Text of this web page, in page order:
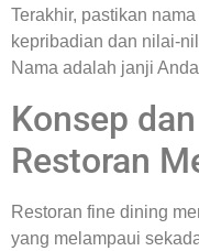
Terakhir, pastikan
kepribadian dan nilai-
Nama adalah janji
Konsep
Restoran
Restoran fine dining
yang melampaui